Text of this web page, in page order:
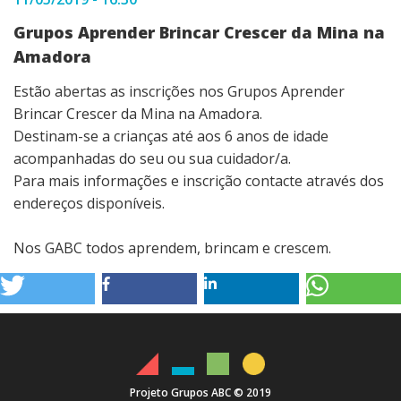
Grupos Aprender Brincar Crescer da Mina na
Amadora
Estão abertas as inscrições nos Grupos Aprender
Brincar Crescer da Mina na Amadora.
Destinam-se a crianças até aos 6 anos de idade
acompanhadas do seu ou sua cuidador/a.
Para mais informações e inscrição contacte através dos
endereços disponíveis.
Nos GABC todos aprendem, brincam e crescem.
Projeto Grupos ABC © 2019